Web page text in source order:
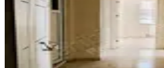
100 m² 5. Kat ·
REOS GAYRİMENKULGökhan